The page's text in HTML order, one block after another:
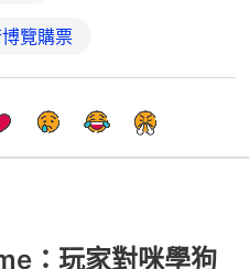
覽購票
：玩家對咪學狗